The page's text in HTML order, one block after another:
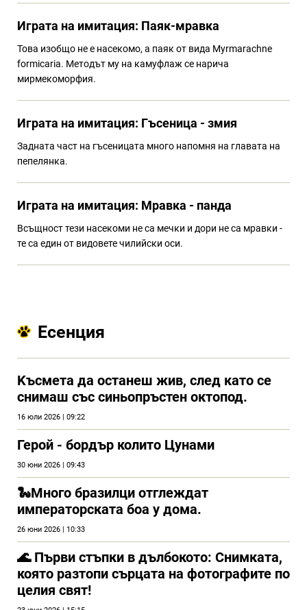
Играта на имитация: Паяк-мравка
Това изобщо не е насекомо, а паяк от вида Myrmarachne
formicaria. Методът му на камуфлаж се нарича
мирмекоморфия.
Играта на имитация: Гъсеница - змия
Задната част на гъсеницата много напомня на главата на
пепелянка.
Играта на имитация: Мравка - панда
Всъщност тези насекоми не са мечки и дори не са мравки -
те са един от видовете чилийски оси.
Есенция
Kъсмета да останеш жив, след като се
снимаш със синьопръстен октопод.
16 юли 2026 | 09:22
Герой - бордър колито Цунами
30 юни 2026 | 09:43
🐍Много бразилци отглеждат
императорската боа у дома.
26 юни 2026 | 10:33
🌊 Първи стъпки в дълбокото: Снимката,
която разтопи сърцата на фотографите по
целия свят!